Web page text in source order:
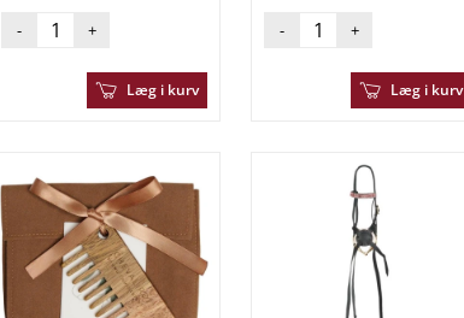
- +
Læg i kurv
- +
Læg i kurv